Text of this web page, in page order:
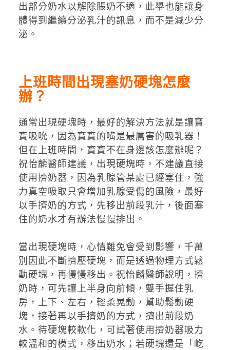
出部分奶水以解除脹奶不適，此舉也能讓身
體得到繼續分泌乳汁的訊息，而不是減少分
泌。
上班時間出現塞奶硬塊怎麼
辦？
通常出現硬塊時，最好的解決方法就是讓寶
寶吸吮，因為寶寶的嘴是最厲害的吸乳器！
但在上班時間，寶寶不在身邊該怎麼辦呢？
祝怡麟醫師建議，出現硬塊時，不建議直接
使用擠奶器，因為乳腺管某處已經塞住，強
力真空吸取只會增加乳腺受傷的風險，最好
以手擠奶的方式，先移出前段乳汁，後面塞
住的奶水才有辦法慢慢排出。
當出現硬塊時，心情難免會受到影響，千萬
別因此不斷擠壓硬塊，而是透過物理方式鬆
動硬塊，再慢慢移出。祝怡麟醫師說明，擠
奶時，可先讓上半身向前傾，雙手握住乳
房，上下、左右，輕柔晃動，幫助鬆動硬
塊，接著再以手擠奶的方式，擠出前段奶
水。待硬塊較軟化，可試著使用擠奶器吸力
較溫和的模式，移出奶水；若硬塊還是「屹